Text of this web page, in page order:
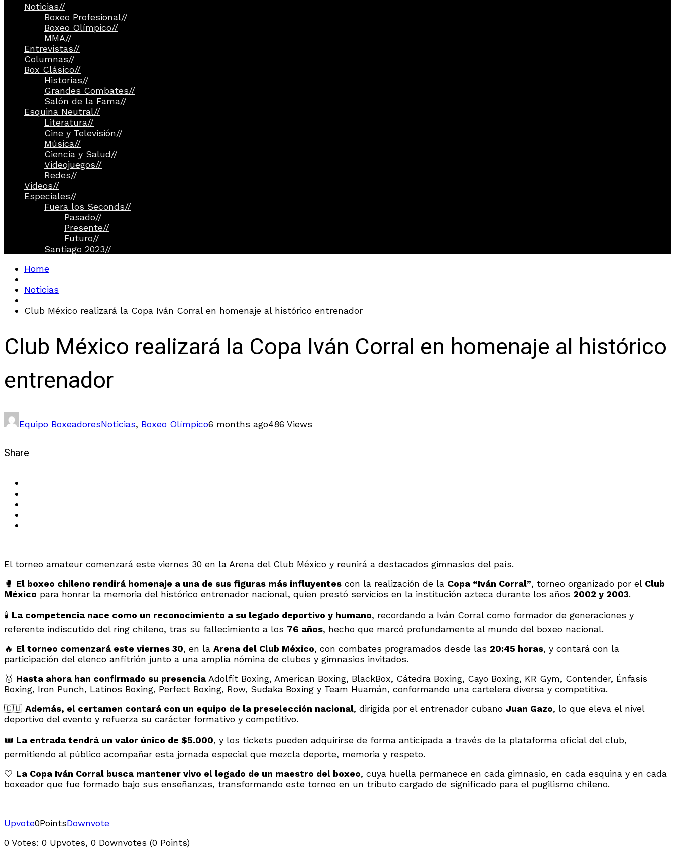
Noticias//
Boxeo Profesional//
Boxeo Olímpico//
MMA//
Entrevistas//
Columnas//
Box Clásico//
Historias//
Grandes Combates//
Salón de la Fama//
Esquina Neutral//
Literatura//
Cine y Televisión//
Música//
Ciencia y Salud//
Videojuegos//
Redes//
Videos//
Especiales//
Fuera los Seconds//
Pasado//
Presente//
Futuro//
Santiago 2023//
Home
Noticias
Club México realizará la Copa Iván Corral en homenaje al histórico entrenador
Club México realizará la Copa Iván Corral en homenaje al histórico
entrenador
Equipo BoxeadoresNoticias, Boxeo Olímpico6 months ago486 Views
Share
El torneo amateur comenzará este viernes 30 en la Arena del Club México y reunirá a destacados gimnasios del país.
🥊 El boxeo chileno rendirá homenaje a una de sus figuras más influyentes con la realización de la Copa “Iván Corral”, torneo organizado por el Club
México para honrar la memoria del histórico entrenador nacional, quien prestó servicios en la institución azteca durante los años 2002 y 2003.
🕯️ La competencia nace como un reconocimiento a su legado deportivo y humano, recordando a Iván Corral como formador de generaciones y
referente indiscutido del ring chileno, tras su fallecimiento a los 76 años, hecho que marcó profundamente al mundo del boxeo nacional.
🔥 El torneo comenzará este viernes 30, en la Arena del Club México, con combates programados desde las 20:45 horas, y contará con la
participación del elenco anfitrión junto a una amplia nómina de clubes y gimnasios invitados.
🥇 Hasta ahora han confirmado su presencia Adolfit Boxing, American Boxing, BlackBox, Cátedra Boxing, Cayo Boxing, KR Gym, Contender, Énfasis
Boxing, Iron Punch, Latinos Boxing, Perfect Boxing, Row, Sudaka Boxing y Team Huamán, conformando una cartelera diversa y competitiva.
🇨🇺 Además, el certamen contará con un equipo de la preselección nacional, dirigida por el entrenador cubano Juan Gazo, lo que eleva el nivel
deportivo del evento y refuerza su carácter formativo y competitivo.
🎟️ La entrada tendrá un valor único de $5.000, y los tickets pueden adquirirse de forma anticipada a través de la plataforma oficial del club,
permitiendo al público acompañar esta jornada especial que mezcla deporte, memoria y respeto.
🤍 La Copa Iván Corral busca mantener vivo el legado de un maestro del boxeo, cuya huella permanece en cada gimnasio, en cada esquina y en cada
boxeador que fue formado bajo sus enseñanzas, transformando este torneo en un tributo cargado de significado para el pugilismo chileno.
Upvote0PointsDownvote
0 Votes: 0 Upvotes, 0 Downvotes (0 Points)